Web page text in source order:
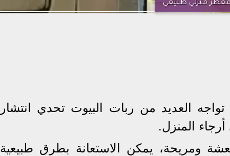
منزلي طبيعي
العديد من ربات البيوت تحدي انتشار
المنزل.
ومريحة، يمكن الاستعانة بطرق طبيعية